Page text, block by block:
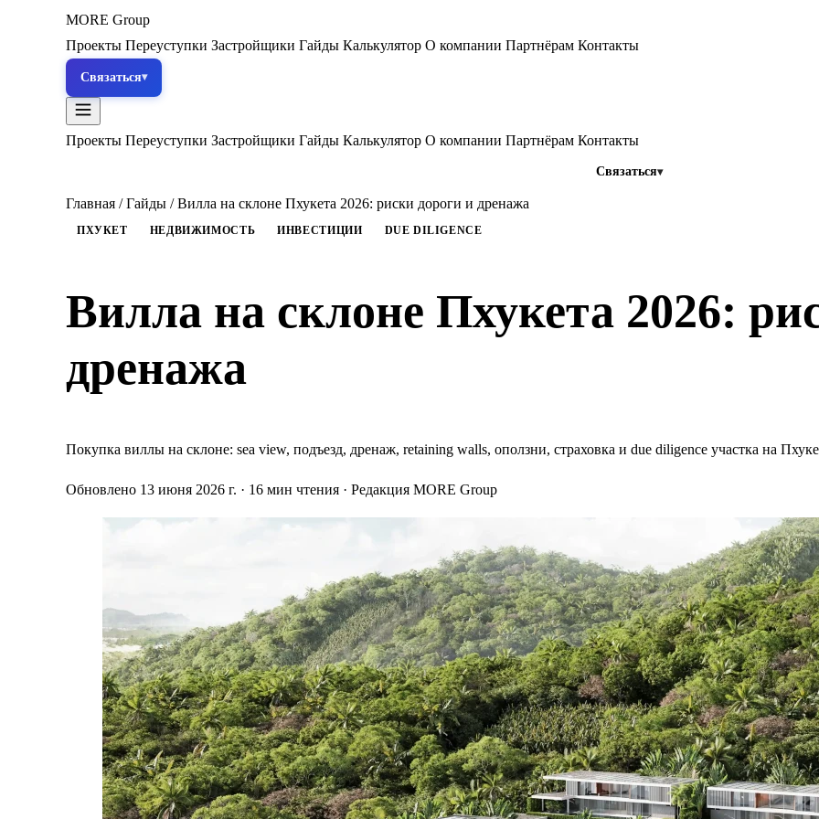
MORE Group
Проекты Переуступки Застройщики Гайды Калькулятор О компании Партнёрам Контакты
Связаться
Проекты Переуступки Застройщики Гайды Калькулятор О компании Партнёрам Контакты
Связаться
Главная / Гайды / Вилла на склоне Пхукета 2026: риски дороги и дренажа
ПХУКЕТ НЕДВИЖИМОСТЬ ИНВЕСТИЦИИ DUE DILIGENCE
Вилла на склоне Пхукета 2026:
дренажа
Покупка виллы на склоне: sea view, подъезд, дренаж, retaining walls, оползни, страховка и due diligence участка на
Обновлено 13 июня 2026 г. · 16 мин чтения · Редакция MORE Group